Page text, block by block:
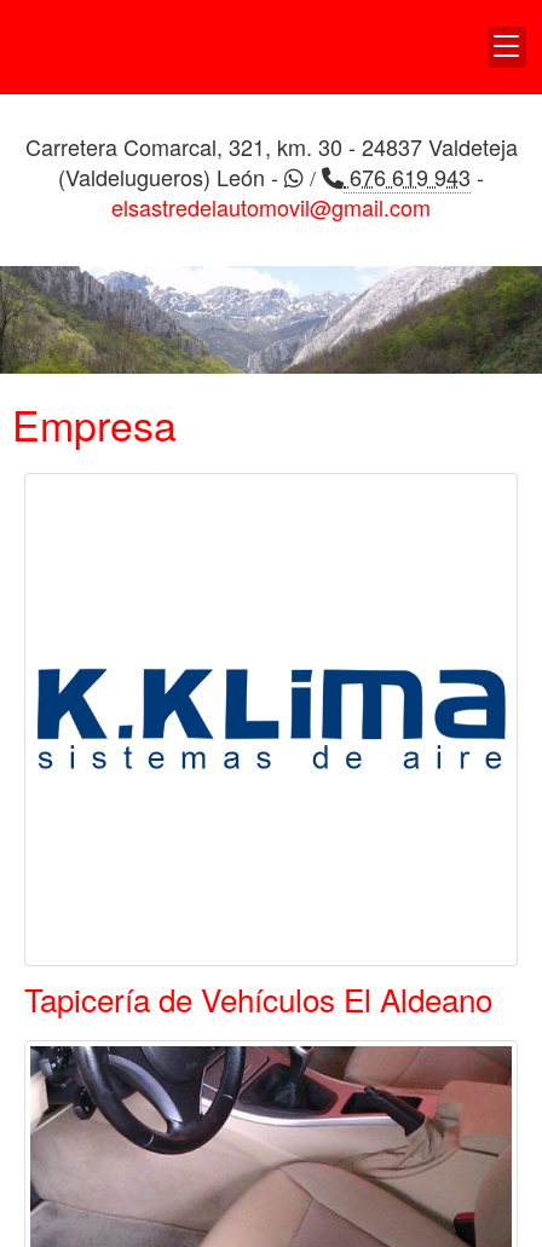
Carretera Comarcal, 321, km. 30 - 24837 Valdeteja
(Valdelugueros) León -
/ 676 619 943 -
elsastredelautomovil@gmail.com
Empresa
Tapicería de Vehículos El Aldeano